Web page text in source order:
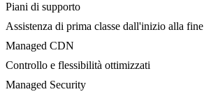
Piani di supporto
Assistenza di prima classe dall'inizio alla fine
Managed CDN
Controllo e flessibilità ottimizzati
Managed Security